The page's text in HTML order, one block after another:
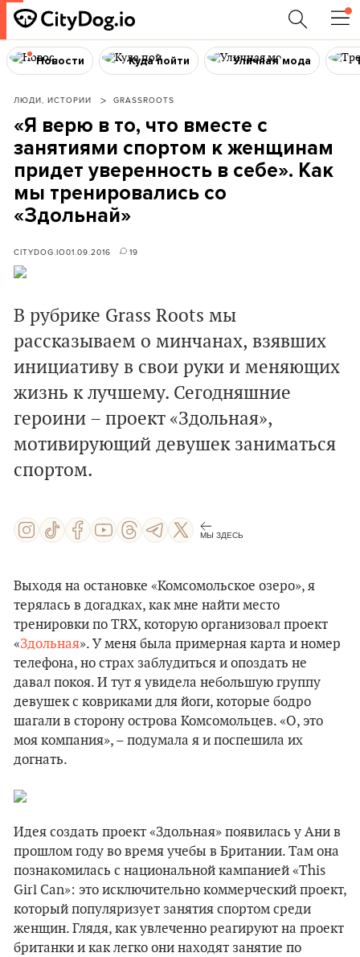
Новости Куда пойти Уличная мода
ЛЮДИ, ИСТОРИИ GRASSROOTS
«Я верю в то, что вместе с
занятиями спортом к женщинам
придет уверенность в себе». Как
мы тренировались со
«Здольнай»
CITYDOG.IO01.09.2016 19
В рубрике Grass Roots мы
рассказываем о минчанах, взявших
инициативу в свои руки и меняющих
жизнь к лучшему. Сегодняшние
героини – проект «Здольная»,
мотивирующий девушек заниматься
спортом.
МЫ ЗДЕСЬ
Выходя на остановке «Комсомольское озеро», я
терялась в догадках, как мне найти место
тренировки по TRX, которую организовал проект
«Здольная». У меня была примерная карта и номер
телефона, но страх заблудиться и опоздать не
давал покоя. И тут я увидела небольшую группу
девушек с ковриками для йоги, которые бодро
шагали в сторону острова Комсомольцев. «О, это
моя компания», – подумала я и поспешила их
догнать.
Идея создать проект «Здольная» появилась у Ани в
прошлом году во время учебы в Британии. Там она
познакомилась с национальной кампанией «This
Girl Can»: это исключительно коммерческий проект,
который популяризует занятия спортом среди
женщин. Глядя, как увлеченно реагируют на проект
британки и как легко они находят занятие по